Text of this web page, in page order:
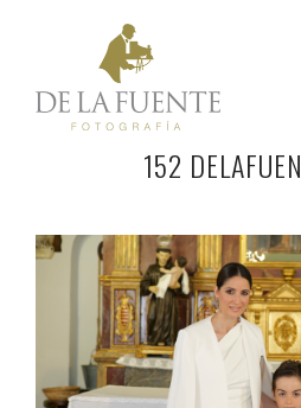
152